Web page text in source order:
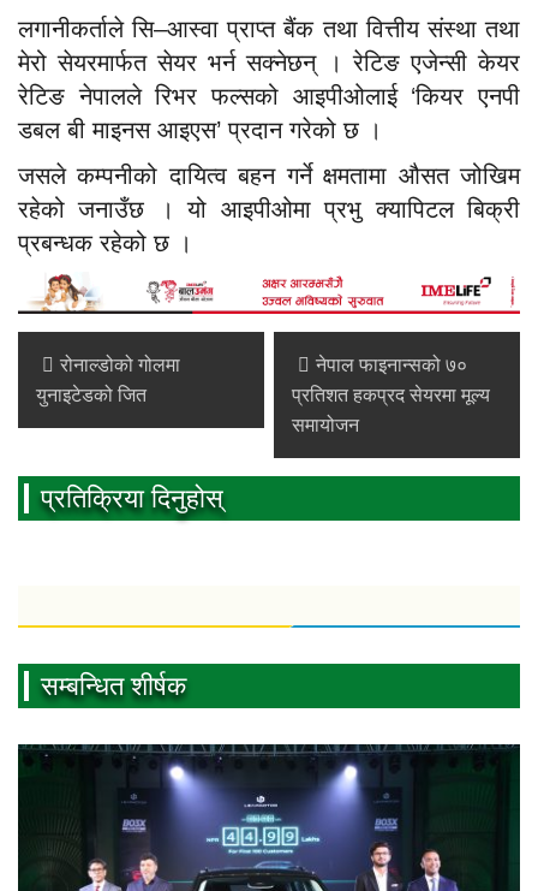
लगानीकर्ताले सि–आस्वा प्राप्त बैंक तथा वित्तीय संस्था तथा
मेरो सेयरमार्फत सेयर भर्न सक्नेछन् । रेटिङ एजेन्सी केयर
रेटिङ नेपालले रिभर फल्सको आइपीओलाई ‘कियर एनपी
डबल बी माइनस आइएस’ प्रदान गरेको छ ।
जसले कम्पनीको दायित्व बहन गर्ने क्षमतामा औसत जोखिम
रहेको जनाउँछ । यो आइपीओमा प्रभु क्यापिटल बिक्री
प्रबन्धक रहेको छ ।
रोनाल्डोको गोलमा
युनाइटेडको जित
नेपाल फाइनान्सको ७०
प्रतिशत हकप्रद सेयरमा मूल्य
समायोजन
प्रतिक्रिया दिनुहोस्
सम्बन्धित शीर्षक